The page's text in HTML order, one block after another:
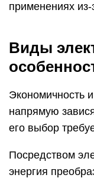
применениях
Виды
Экономичность
напрямую
его выбор
Посредством
энергия